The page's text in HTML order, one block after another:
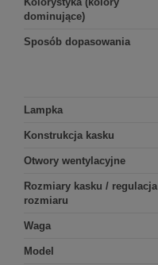
dominujące)
Sposób dopasowania
Lampka
Konstrukcja kasku
Otwory wentylacyjne
Rozmiary kasku / regulacja
rozmiaru
Waga
Model